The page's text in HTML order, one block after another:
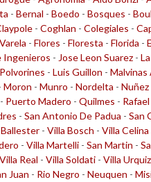
- Bernal - Boedo - Bosques -
- Coghlan - Colegiales -
- Flores - Floresta - Florida -
Ingenieros - Jose Leon Suarez -
- Luis Guillon - Malvinas
Moron - Munro - Nordelta - Nuñez
- Puerto Madero - Quilmes -
- San Antonio De Padua - San
- Villa Bosch - Villa Celina
- Villa Martelli - San Martin -
Villa Real - Villa Soldati - Villa
Juan - Rio Negro - Neuquen -